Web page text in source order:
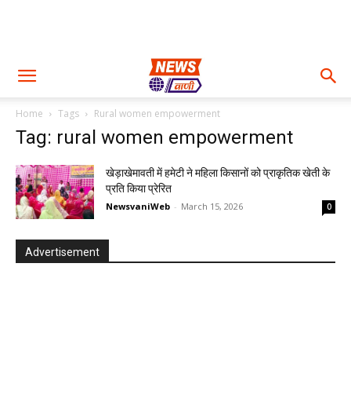
Home Tags Rural women empowerment
Tag: rural women empowerment
खेड़ाखेमावती में हमेटी ने महिला किसानों को प्राकृतिक खेती के
प्रति किया प्रेरित
NewsvaniWeb - March 15, 2026 0
Advertisement